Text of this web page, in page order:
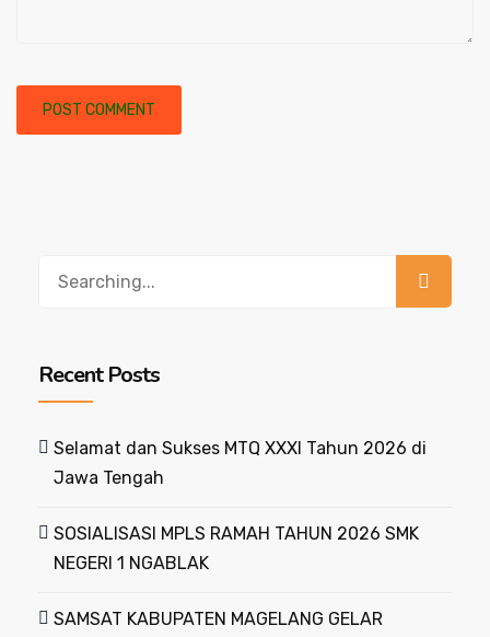
Recent Posts
Selamat dan Sukses MTQ XXXI Tahun 2026 di
Jawa Tengah
SOSIALISASI MPLS RAMAH TAHUN 2026 SMK
NEGERI 1 NGABLAK
SAMSAT KABUPATEN MAGELANG GELAR